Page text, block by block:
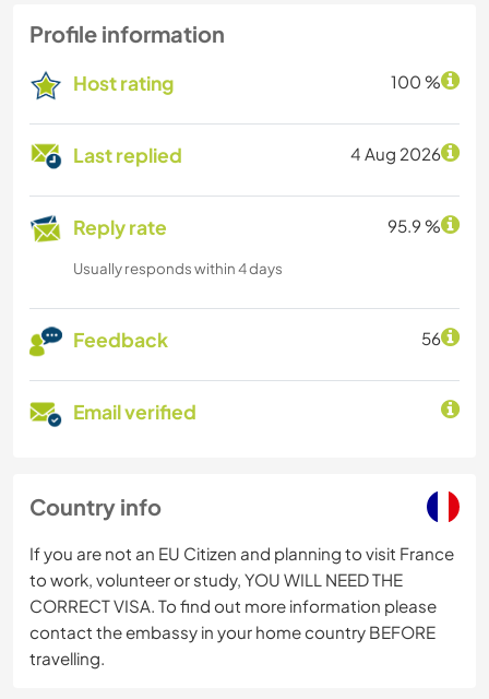
Profile information
Host rating 100 %
Last replied 4 Aug 2026
Reply rate 95.9 %
Usually responds within 4 days
Feedback 56
Email verified
Country info
If you are not an EU Citizen and planning to visit France
to work, volunteer or study, YOU WILL NEED THE
CORRECT VISA. To find out more information please
contact the embassy in your home country BEFORE
travelling.